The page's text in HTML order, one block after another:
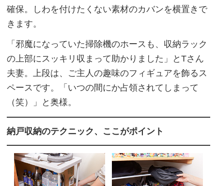
確保。しわを付けたくない素材のカバンを横置きで
きます。
「邪魔になっていた掃除機のホースも、収納ラック
の上部にスッキリ収まって助かりました」とTさん
夫妻。上段は、ご主人の趣味のフィギュアを飾るス
ペースです。「いつの間にか占領されてしまって
（笑）」と奥様。
納戸収納のテクニック、ここがポイント